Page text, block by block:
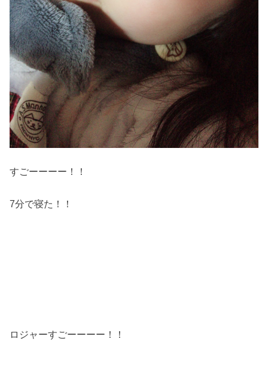
すごーーーー！！
7分で寝た！！
ロジャーすごーーーー！！